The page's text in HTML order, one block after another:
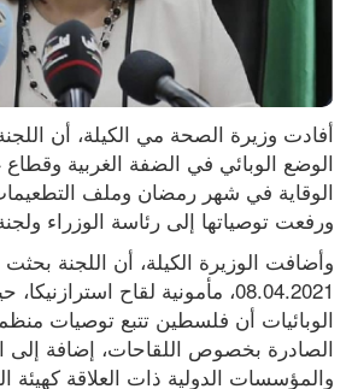
ورفعت توصياتها إلى رئاسة الوزراء